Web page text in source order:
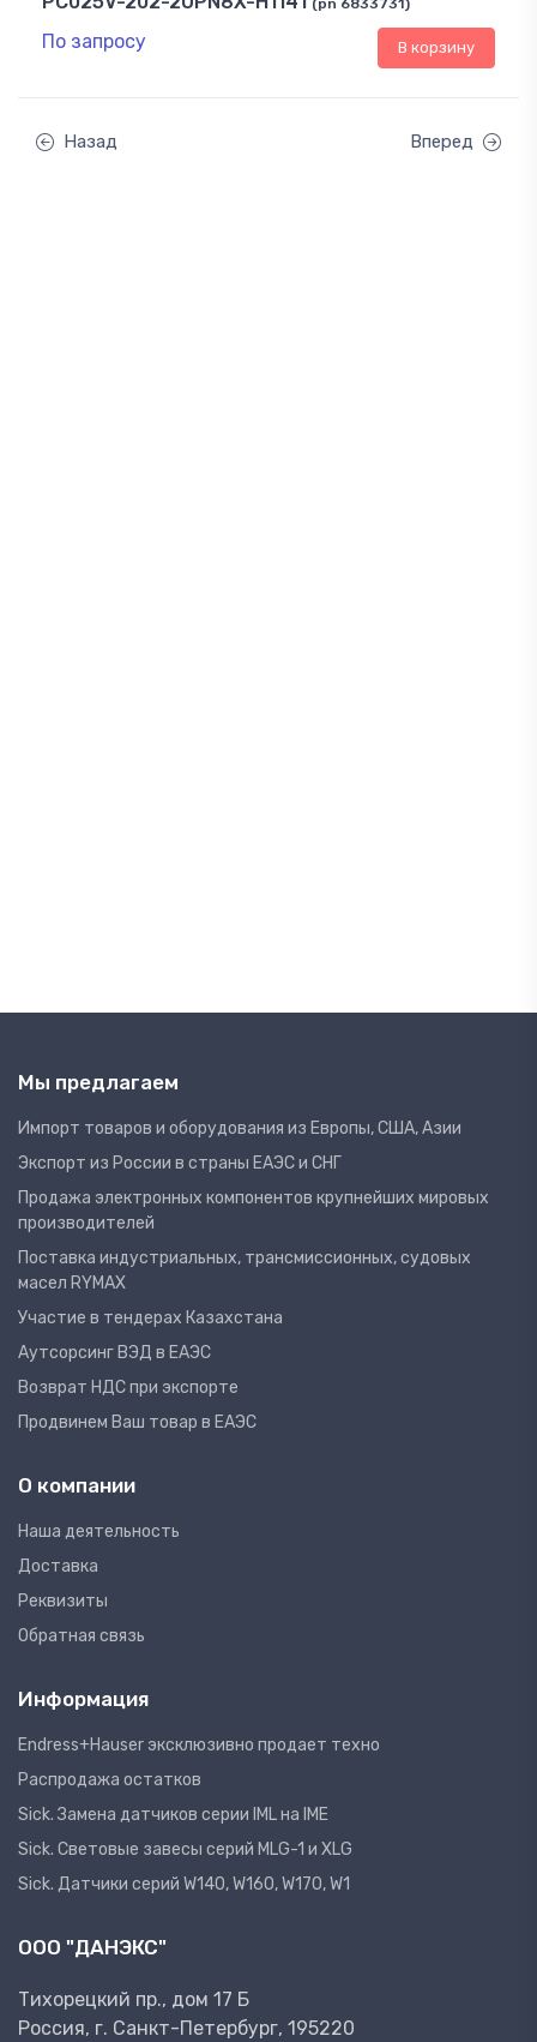
По запросу В корзину
Назад Вперед
Мы предлагаем
Импорт товаров и оборудования из Европы, США, Азии
Экспорт из России в страны ЕАЭС и СНГ
Продажа электронных компонентов крупнейших мировых
производителей
Поставка индустриальных, трансмиссионных, судовых
масел RYMAX
Участие в тендерах Казахстана
Аутсорсинг ВЭД в ЕАЭС
Возврат НДС при экспорте
Продвинем Ваш товар в ЕАЭС
О компании
Наша деятельность
Доставка
Реквизиты
Обратная связь
Информация
Endress+Hauser эксклюзивно продает техно
Распродажа остатков
Sick. Замена датчиков серии IML на IME
Sick. Световые завесы серий MLG-1 и XLG
Sick. Датчики серий W140, W160, W170, W1
ООО "ДАНЭКС"
Тихорецкий пр., дом 17 Б
Россия, г. Санкт-Петербург, 195220